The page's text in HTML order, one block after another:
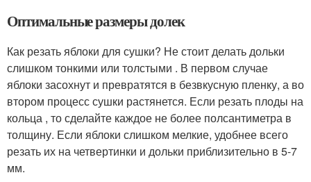
Оптимальные размеры долек
Как резать яблоки для сушки? Не стоит делать дольки
слишком тонкими или толстыми . В первом случае
яблоки засохнут и превратятся в безвкусную пленку, а во
втором процесс сушки растянется. Если резать плоды на
кольца , то сделайте каждое не более полсантиметра в
толщину. Если яблоки слишком мелкие, удобнее всего
резать их на четвертинки и дольки приблизительно в 5-7
мм.